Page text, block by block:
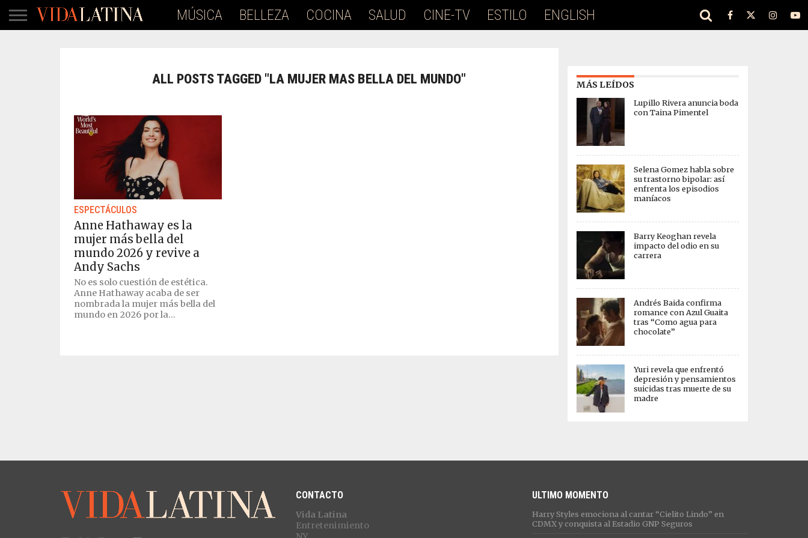
MÚSICA BELLEZA COCINA SALUD CINE-TV ESTILO ENGLISH
ALL POSTS TAGGED "LA MUJER MAS BELLA DEL MUNDO"
ESPECTÁCULOS
Anne Hathaway es la
mujer más bella del
mundo 2026 y revive a
Andy Sachs
No es solo cuestión de estética.
Anne Hathaway acaba de ser
nombrada la mujer más bella del
mundo en 2026 por la...
MÁS LEÍDOS
Lupillo Rivera anuncia boda
con Taina Pimentel
Selena Gomez habla sobre
su trastorno bipolar: así
enfrenta los episodios
maníacos
Barry Keoghan revela
impacto del odio en su
carrera
Andrés Baida confirma
romance con Azul Guaita
tras “Como agua para
chocolate”
Yuri revela que enfrentó
depresión y pensamientos
suicidas tras muerte de su
madre
CONTACTO
Vida Latina
Entretenimiento
ULTIMO MOMENTO
Harry Styles emociona al cantar “Cielito Lindo” en
CDMX y conquista al Estadio GNP Seguros